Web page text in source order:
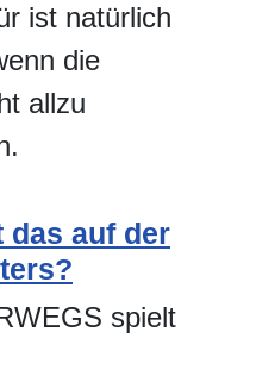
ist natürlich
die
allzu
das auf der
spielt